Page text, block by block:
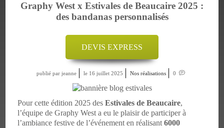
Graphy West x Estivales de Beaucaire 2025 :
des bandanas personnalisés
DEVIS EXPRESS
publié par jeanne le 16 juillet 2025 Nos réalisations 0
Pour cette édition 2025 des Estivales de Beaucaire,
l’équipe de Graphy West a eu le plaisir de participer à
l’ambiance festive de l’événement en réalisant6000